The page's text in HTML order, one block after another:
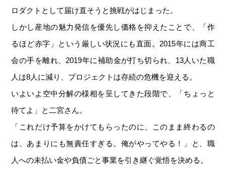
ロダクトとして届け直そうと挑戦がはじまった。
しかし産地の魅力発信を優先し価格を抑えたことで、「作
るほど赤字」という厳しい状況にも直面。2015年には商工
会の手を離れ、2019年に補助金が打ち切られ、13人いた職
人は8人に減り、プロジェクトは存続の危機を迎える。
いよいよ空中分解の様相を呈してきた段階で、「ちょっと
待てよ」と二宮さん。
「これだけ予算をかけてもらったのに、このまま終わるの
は、あまりにも無責任すぎる。俺がやってやる！」と、職
人への未払い金や負債ごと事業を引き継ぐ覚悟を決める。